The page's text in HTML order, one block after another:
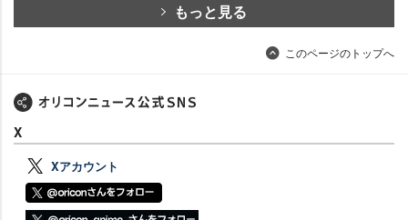
もっと見る
このページのトップへ
X
Xアカウント